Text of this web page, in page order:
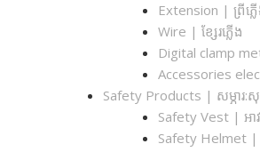
Extension | ព្រីភ្ល
Wire | ខ្សែរភ្លើង
Digital clamp
Accessories
Safety Products | សម្ភារ:សុ
Safety Vest | អា
Safety Helmet |